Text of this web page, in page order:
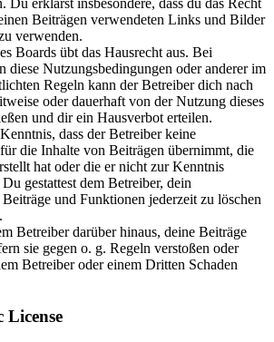
Du erklärst insbesondere, dass du das Recht
Beiträgen verwendeten Links und Bilder
verwenden.
Boards übt das Hausrecht aus. Bei
diese Nutzungsbedingungen oder anderer im
Regeln kann der Betreiber dich nach
oder dauerhaft von der Nutzung dieses
und dir ein Hausverbot erteilen.
dass der Betreiber keine
die Inhalte von Beiträgen übernimmt, die
hat oder die er nicht zur Kenntnis
gestattest dem Betreiber, dein
und Funktionen jederzeit zu löschen
Betreiber darüber hinaus, deine Beiträge
sie gegen o. g. Regeln verstoßen oder
Betreiber oder einem Dritten Schaden
License